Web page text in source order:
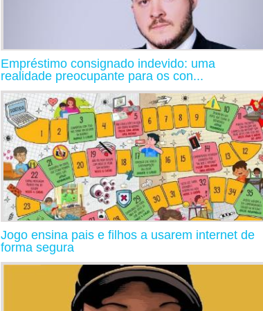
Empréstimo consignado indevido: uma
realidade preocupante para os con...
Jogo ensina pais e filhos a usarem internet de
forma segura